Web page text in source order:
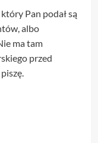
Pan podał są
albo
ma tam
przed